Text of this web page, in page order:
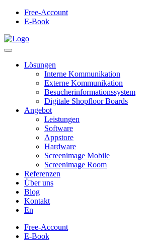
Free-Account
E-Book
Lösungen
Interne Kommunikation
Externe Kommunikation
Besucherinformationssystem
Digitale Shopfloor Boards
Angebot
Leistungen
Software
Appstore
Hardware
Screenimage Mobile
Screenimage Room
Referenzen
Über uns
Blog
Kontakt
En
Free-Account
E-Book